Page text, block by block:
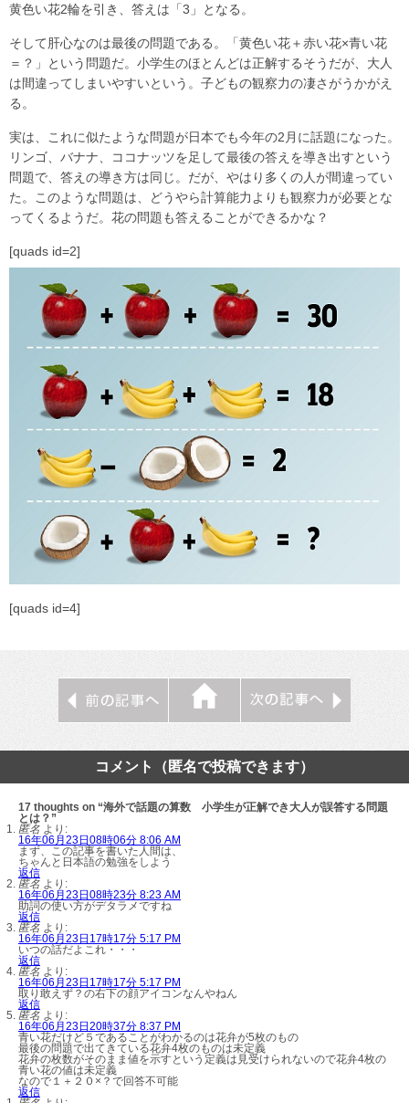
黄色い花2輪を引き、答えは「3」となる。
そして肝心なのは最後の問題である。「黄色い花＋赤い花×青い花
＝？」という問題だ。小学生のほとんどは正解するそうだが、大人
は間違ってしまいやすいという。子どもの観察力の凄さがうかがえ
る。
実は、これに似たような問題が日本でも今年の2月に話題になった。
リンゴ、バナナ、ココナッツを足して最後の答えを導き出すという
問題で、答えの導き方は同じ。だが、やはり多くの人が間違ってい
た。このような問題は、どうやら計算能力よりも観察力が必要とな
ってくるようだ。花の問題も答えることができるかな？
[quads id=2]
[quads id=4]
コメント（匿名で投稿できます）
17 thoughts on “海外で話題の算数 小学生が正解でき大人が誤答する問題
とは？”
匿名 より:
16年06月23日08時06分 8:06 AM
まず、この記事を書いた人間は、
ちゃんと日本語の勉強をしよう
返信
匿名 より:
16年06月23日08時23分 8:23 AM
助詞の使い方がデタラメですね
返信
匿名 より:
16年06月23日17時17分 5:17 PM
いつの話だよこれ・・・
返信
匿名 より:
16年06月23日17時17分 5:17 PM
取り敢えず？の右下の顔アイコンなんやねん
返信
匿名 より:
16年06月23日20時37分 8:37 PM
青い花だけど５であることがわかるのは花弁が5枚のもの
最後の問題で出てきている花弁4枚のものは未定義
花弁の枚数がそのまま値を示すという定義は見受けられないので花弁4枚の
青い花の値は未定義
なので１＋２０×？で回答不可能
返信